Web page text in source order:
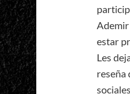
Ademir
estar
Les
reseña